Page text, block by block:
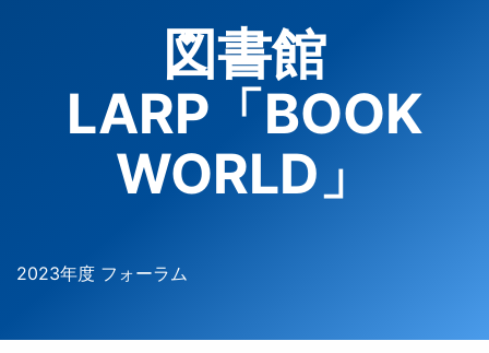
図書館
LARP「BOOK
WORLD」
2023年度 フォーラム